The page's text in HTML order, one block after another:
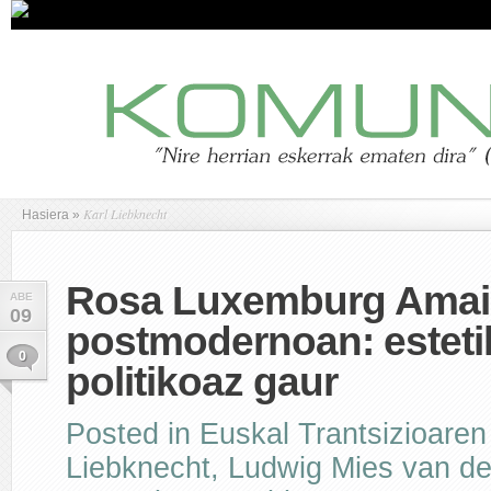
Hasiera » Karl Liebknecht
ABE
09
0
Rosa Luxemburg
postmodernoan:
politikoaz gaur
Posted in Euskal
Liebknecht, Ludwig Mies van